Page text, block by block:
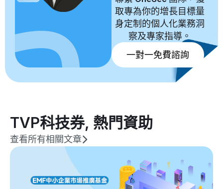
取專為你的增長目標量
身定制的個人化業務洞
察及專家指導。
一對一免費諮詢
TVP科技券, 熱門資助
查看所有相關文章